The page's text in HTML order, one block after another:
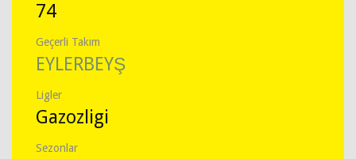
74
Geçerli Takım
EYLERBEYŞ
Ligler
Gazozligi
Sezonlar